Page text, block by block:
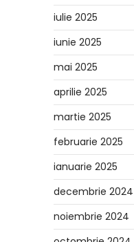
iulie 2025
iunie 2025
mai 2025
aprilie 2025
martie 2025
februarie 2025
ianuarie 2025
decembrie 2024
noiembrie 2024